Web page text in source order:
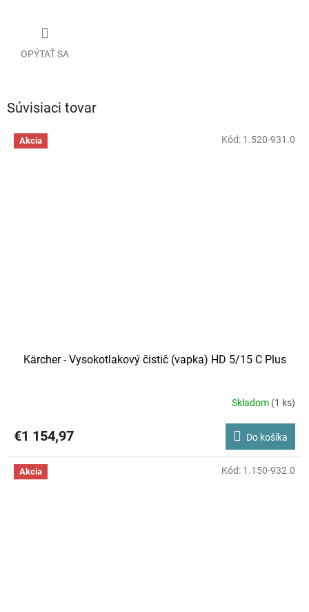
OPÝTAŤ SA
Súvisiaci tovar
Akcia
Kärcher - Vysokotlakový čistič (vapka) HD 5/15 C Plus
Skladom (1 ks)
€1 154,97 Do košíka
Kód: 1.520-931.0
Akcia Kód: 1.150-932.0